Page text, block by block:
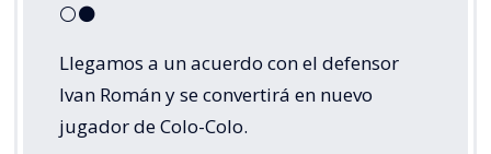
⚪⚫
Llegamos a un acuerdo con el defensor
Ivan Román y se convertirá en nuevo
jugador de Colo-Colo.